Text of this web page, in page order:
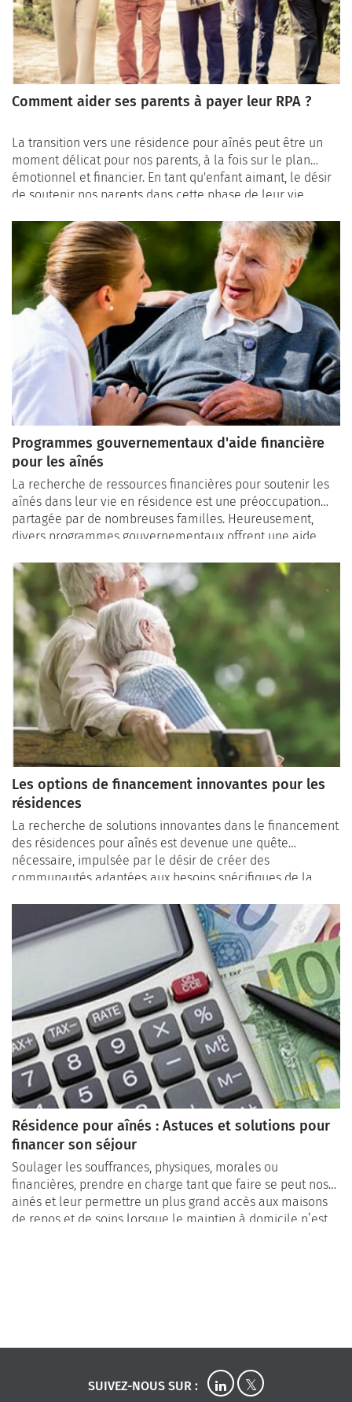
Comment aider ses parents à payer leur RPA ?
La transition vers une résidence pour aînés peut être un
moment délicat pour nos parents, à la fois sur le plan
émotionnel et financier. En tant qu'enfant aimant, le désir
de soutenir nos parents dans cette phase de leur vie
financière pour leur résidence pour aînés, voici quelques
considérations et façons d'apporter votre soutien.
Programmes gouvernementaux d'aide financière
pour les aînés
La recherche de ressources financières pour soutenir les
aînés dans leur vie en résidence est une préoccupation
partagée par de nombreuses familles. Heureusement,
divers programmes gouvernementaux offrent une aide
permettre aux aînés de bénéficier d'un environnement de
vie adapté à leurs besoins. Dans cet article, nous
explorons ces programmes, détaillant les critères
d'admissibilité, les étapes du processus de demande, et
partageant des témoignages de bénéficiaires.
Les options de financement innovantes pour les
résidences
La recherche de solutions innovantes dans le financement
des résidences pour aînés est devenue une quête
nécessaire, impulsée par le désir de créer des
communautés adaptées aux besoins spécifiques de la
émergentes qui redéfinissent le paysage du financement,
offrant des alternatives novatrices et souvent plus
inclusives.
Résidence pour aînés : Astuces et solutions pour
financer son séjour
Soulager les souffrances, physiques, morales ou
financières, prendre en charge tant que faire se peut nos
ainés et leur permettre un plus grand accès aux maisons
de repos et de soins lorsque le maintien à domicile n’est
SUIVEZ-NOUS SUR :